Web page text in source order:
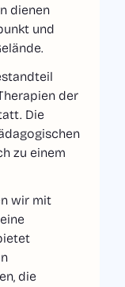
dienen
und
der
Die
zu einem
wir mit
die